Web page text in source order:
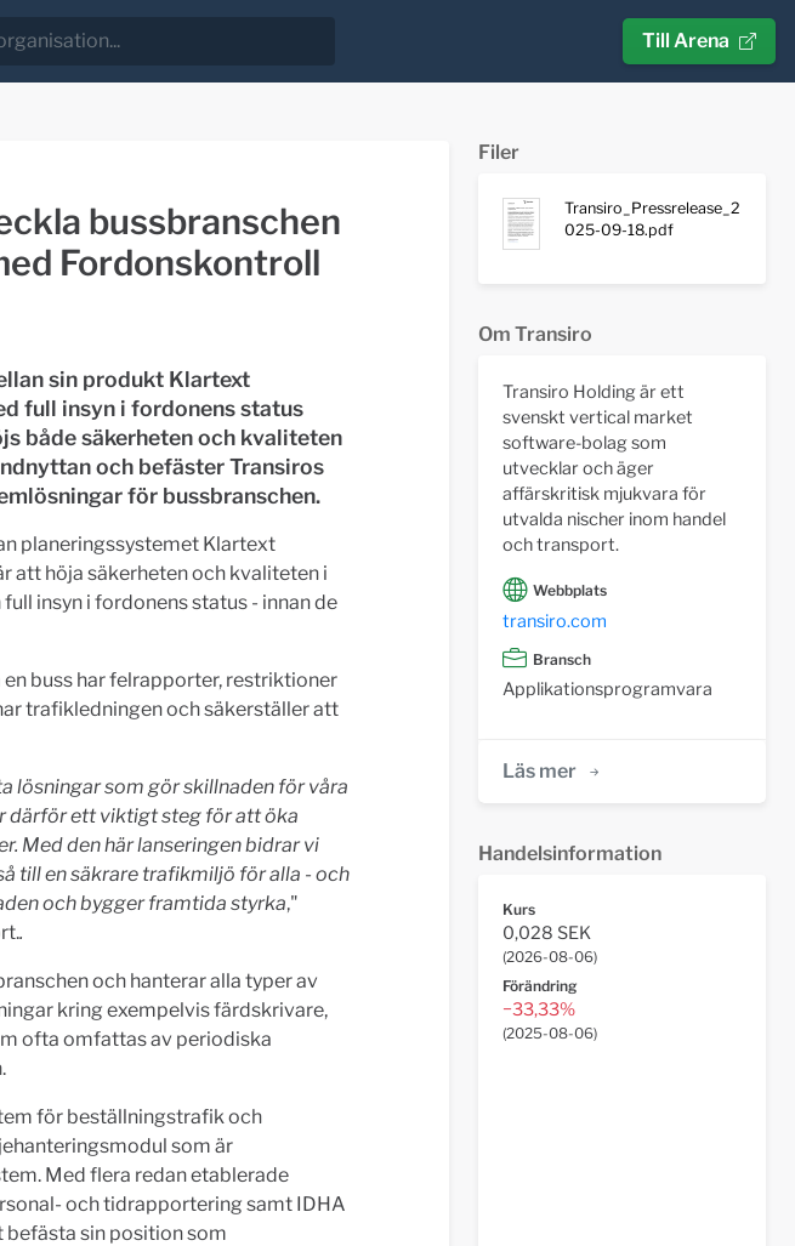
Till Arena
bussbranschen
Fordonskontroll
sin produkt Klartext
full insyn i fordonens status
både säkerheten och kvaliteten
och befäster Transiros
för bussbranschen.
planeringssystemet Klartext
att höja säkerheten och kvaliteten i
insyn i fordonens status - innan de
buss har felrapporter, restriktioner
trafikledningen och säkerställer att
lösningar som gör skillnaden för våra
därför ett viktigt steg för att öka
Med den här lanseringen bidrar vi
till en säkrare trafikmiljö för alla - och
och bygger framtida styrka,"
.
och hanterar alla typer av
kring exempelvis färdskrivare,
ofta omfattas av periodiska
för beställningstrafik och
som är
Med flera redan etablerade
och tidrapportering samt IDHA
sin position som
Filer
Transiro_Pressrelease_2
025-09-18.pdf
Om Transiro
Transiro Holding är ett
svenskt vertical market
software-bolag som
utvecklar och äger
affärskritisk mjukvara för
utvalda nischer inom handel
och transport.
Webbplats
transiro.com
Bransch
Applikationsprogramvara
Läs mer
Handelsinformation
Kurs
0,028 SEK
(2026-08-06)
Förändring
−33,33%
(2025-08-06)